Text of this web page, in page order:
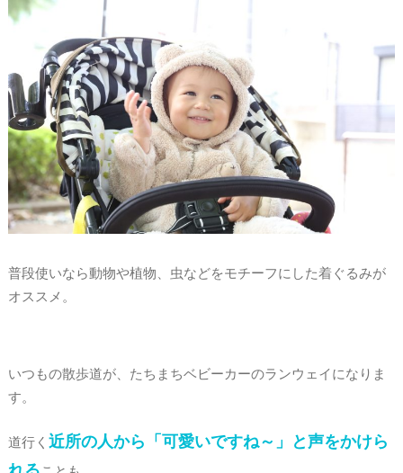
普段使いなら動物や植物、虫などをモチーフにした着ぐるみが
オススメ。
いつもの散歩道が、たちまちベビーカーのランウェイになりま
す。
道行く 近所の人から「可愛いですね～」と声をかけら
れる